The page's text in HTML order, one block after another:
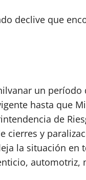
declive que
un
hasta que
de
cierres y
la situación en
automotriz,